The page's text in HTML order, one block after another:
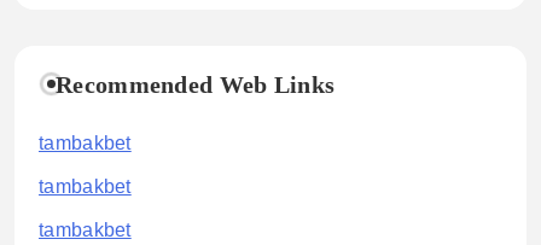
Recommended Web Links
tambakbet
tambakbet
tambakbet